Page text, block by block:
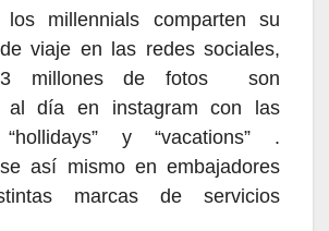
millennials comparten su
viaje en las redes sociales,
millones de fotos son
al día en instagram con las
“hollidays” y “vacations” .
así mismo en embajadores
marcas de servicios